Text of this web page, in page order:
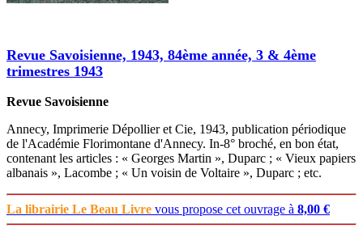
Revue Savoisienne, 1943, 84ème année, 3 & 4ème
trimestres 1943
Revue Savoisienne
Annecy, Imprimerie Dépollier et Cie, 1943, publication périodique
de l'Académie Florimontane d'Annecy. In-8° broché, en bon état,
contenant les articles : « Georges Martin », Duparc ; « Vieux papiers
albanais », Lacombe ; « Un voisin de Voltaire », Duparc ; etc.
La librairie Le Beau Livre vous propose cet ouvrage à 8,00 €